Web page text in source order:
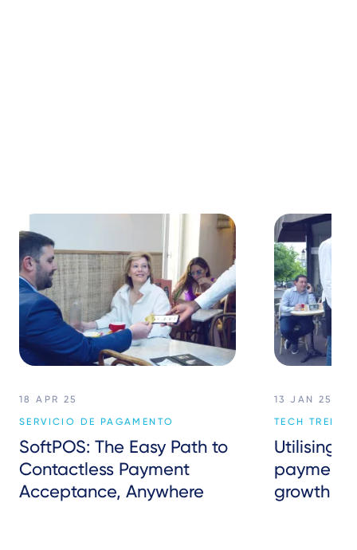
18 APR 25
SERVICIO DE PAGAMENTO
SoftPOS: The Easy Path to
Contactless Payment
Acceptance, Anywhere
13 JAN 25
TECH TREND
Utilising
payments
growth